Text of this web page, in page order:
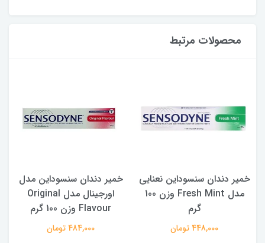
محصولات مرتبط
خمیر دندان سنسوداین نعنایی
مدل Fresh Mint وزن 100
گرم
448,000 تومان
خمیر دندان سنسوداین مدل
اورجینال مدل Original
Flavour وزن 100 گرم
484,000 تومان